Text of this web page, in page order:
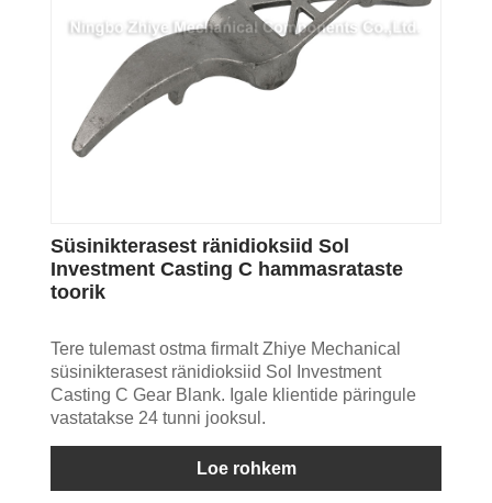
Süsinikterasest ränidioksiid Sol
Investment Casting C hammasrataste
toorik
Tere tulemast ostma firmalt Zhiye Mechanical
süsinikterasest ränidioksiid Sol Investment
Casting C Gear Blank. Igale klientide päringule
vastatakse 24 tunni jooksul.
Loe rohkem